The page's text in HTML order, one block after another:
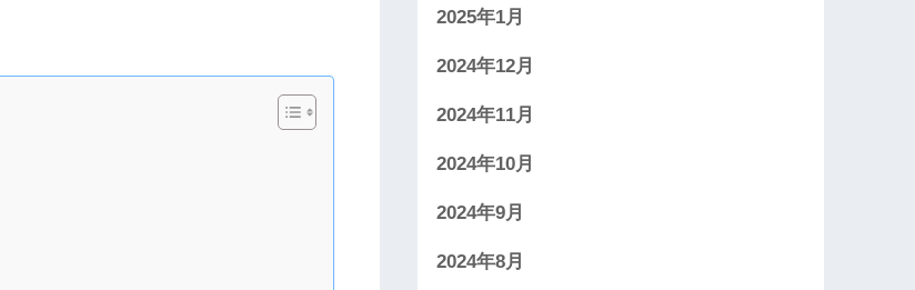
2025年1月
2024年12月
2024年11月
2024年10月
2024年9月
2024年8月